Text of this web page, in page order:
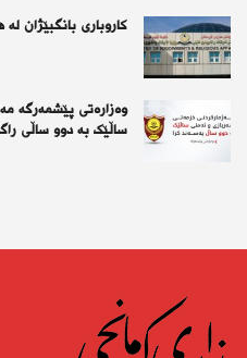
کاروباری بانگبێژان
وەزارەتی پێشمەرگە
ساڵێک بە دوو ساڵی